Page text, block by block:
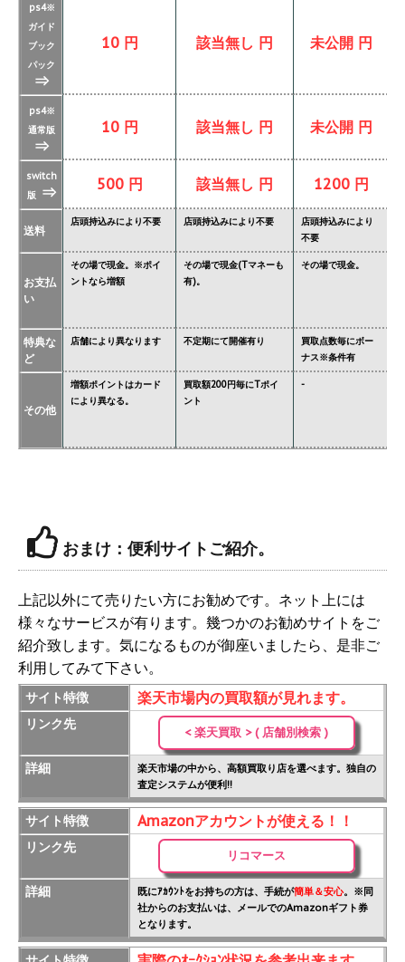
ps4※
ガイド
ブック
パック
⇒
10 円 該当無し 円 未公開 円
ps4※
通常版
⇒
10 円 該当無し 円 未公開 円
switch
版⇒ 500 円 該当無し 円 1200 円
送料
店頭持込みにより不要 店頭持込みにより不要
店頭持込みにより
不要
お支払
い
その場で現金。※ポイ
ントなら増額
その場で現金(Tマネーも
有)。
その場で現金。
特典な
ど
店舗により異なります 不定期にて開催有り
買取点数毎にボー
ナス※条件有
その他
増額ポイントはカード
により異なる。
買取額200円毎にTポイ
ント
-
おまけ：便利サイトご紹介。
上記以外にて売りたい方にお勧めです。ネット上には
様々なサービスが有ります。幾つかのお勧めサイトをご
紹介致します。気になるものが御座いましたら、是非ご
利用してみて下さい。
サイト特徴 楽天市場内の買取額が見れます。
リンク先
< 楽天買取 > ( 店舗別検索 )
詳細
楽天市場の中から、高額買取り店を選べます。独自の
査定システムが便利!!
サイト特徴 Amazonアカウントが使える！！
リンク先
リコマース
詳細 既にｱｶｳﾝﾄをお持ちの方は、手続が簡単＆安心。※同
社からのお支払いは、メールでのAmazonギフト券
となります。